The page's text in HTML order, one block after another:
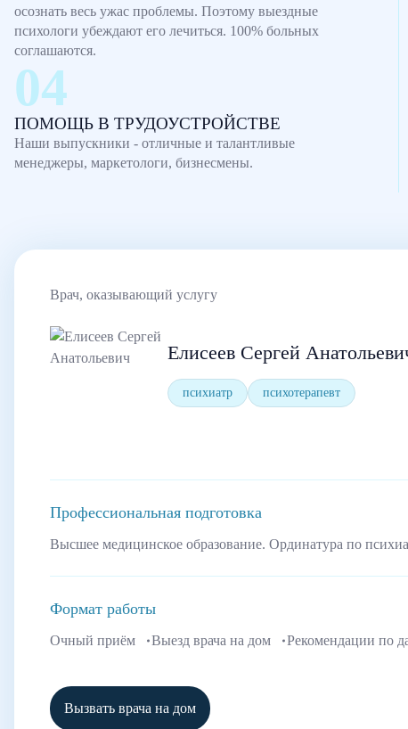
осознать весь ужас проблемы. Поэтому выездные
психологи убеждают его лечиться. 100% больных
соглашаются.
ПОМОЩЬ В ТРУДОУСТРОЙСТВЕ
Наши выпускники - отличные и талантливые
менеджеры, маркетологи, бизнесмены.
Врач, оказывающий услугу
Елисеев Сергей
психиатр психотерапевт
Профессиональная подготовка
Высшее медицинское образование. Ординатура по
Формат работы
Очный приём Выезд врача на дом Рекомендации по
Вызвать врача на дом